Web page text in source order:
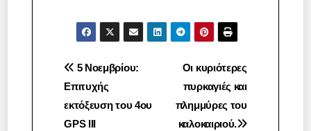
Πλοήγηση
άρθρων
Οι κυριότερες
πυρκαγιές και
πλημμύρες του
καλοκαιριού.
5 Νοεμβρίου:
Επιτυχής
εκτόξευση του 4ου
GPS III